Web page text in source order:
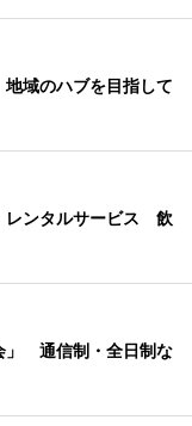
域のハブを目指して
レンタルサービス 飲
」 通信制・全日制な